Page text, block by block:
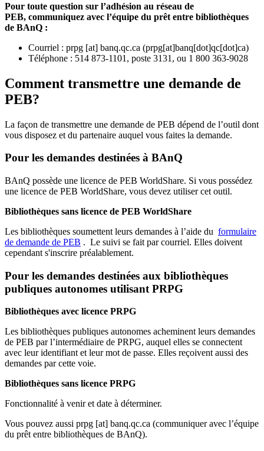
Pour toute question sur l’adhésion au réseau de
PEB, communiquez avec l’équipe du prêt entre bibliothèques
de BAnQ :
Courriel : prpg [at] banq.qc.ca (prpg[at]banq[dot]qc[dot]ca)
Téléphone : 514 873-1101, poste 3131, ou 1 800 363-9028
Comment transmettre une demande de
PEB?
La façon de transmettre une demande de PEB dépend de l’outil dont
vous disposez et du partenaire auquel vous faites la demande.
Pour les demandes destinées à BAnQ
BAnQ possède une licence de PEB WorldShare. Si vous possédez
une licence de PEB WorldShare, vous devez utiliser cet outil.
Bibliothèques sans licence de PEB WorldShare
Les bibliothèques soumettent leurs demandes à l’aide du formulaire
de demande de PEB . Le suivi se fait par courriel. Elles doivent
cependant s'inscrire préalablement.
Pour les demandes destinées aux bibliothèques
publiques autonomes utilisant PRPG
Bibliothèques avec licence PRPG
Les bibliothèques publiques autonomes acheminent leurs demandes
de PEB par l’intermédiaire de PRPG, auquel elles se connectent
avec leur identifiant et leur mot de passe. Elles reçoivent aussi des
demandes par cette voie.
Bibliothèques sans licence PRPG
Fonctionnalité à venir et date à déterminer.
Vous pouvez aussi prpg [at] banq.qc.ca (communiquer avec l’équipe
du prêt entre bibliothèques de BAnQ).